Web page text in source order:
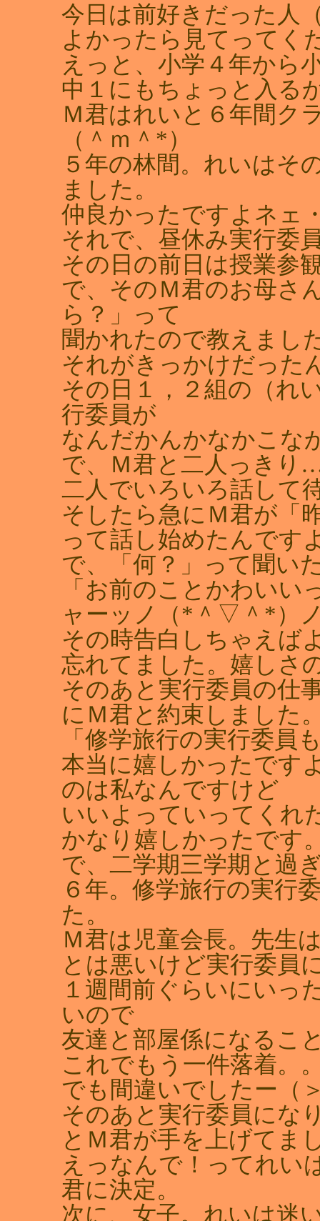
今日は前好きだった人
よかったら見てってく
えっと、小学４年から
中１にもちょっと入る
Ｍ君はれいと６年間ク
（＾ｍ＾*）
５年の林間。れいはそ
ました。
仲良かったですよネェ
それで、昼休み実行委
その日の前日は授業参
で、そのＭ君のお母さ
ら？」って
聞かれたので教えまし
それがきっかけだった
その日１，２組の（れ
行委員が
なんだかんかなかこな
で、Ｍ君と二人っきり
二人でいろいろ話して
そしたら急にＭ君が「
って話し始めたんです
で、「何？」って聞い
「お前のことかわい
ャーッノ（*＾▽＾*）
その時告白しちゃえば
忘れてました。嬉しさ
そのあと実行委員の仕
にＭ君と約束しました
「修学旅行の実行委
本当に嬉しかったです
のは私なんですけど
いいよっていってくれ
かなり嬉しかったです
で、二学期三学期と過
６年。修学旅行の実行
た。
Ｍ君は児童会長。先生
とは悪いけど実行委員
１週間前ぐらいにいっ
いので
友達と部屋係になるこ
これでもう一件落着。
でも間違いでしたー（
そのあと実行委員にな
とＭ君が手を上げてま
えっなんで！ってれい
君に決定。
次に、女子。れいは迷